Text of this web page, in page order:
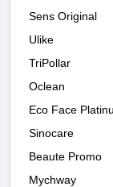
Sens Original
Ulike
TriPollar
Oclean
Eco Face
Sinocare
Beaute Promo
Mychway